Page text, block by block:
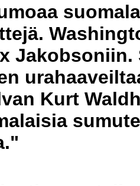
Jakobsoniin.
Kurt